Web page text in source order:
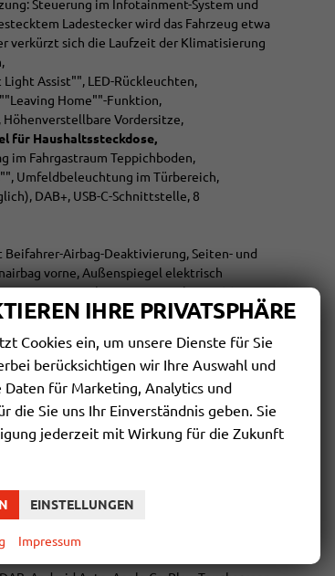
Steuerung im Infotainment-System und
Ladestecker wird das Fahrzeug etwa
verkürzt sich die Laufzeit der Klimatisierung
Assist"", LED-Rückleuchten,
Home""-Funktion,
Vordersitze,
für Haushaltssteckdose,
im Fahrgastraum Teppichboden,
Umfeldbeleuchtung im Türbereich,
DAB+, USB-C-Schnittstelle, 8
Beifahrer-Airbag-Deaktivierung, Seiten- und
vorne, Außenspiegel elektrisch
Automatische Distanzregelung ACC mit
und Ausstiegswarner,
Notbremsassistent ""Front
Standheizung, 3-Zonen-Klimaautomatik
mit Multifunktionen, mit Schaltwippen
Rücksitzbank hinten geteilt, Sitzheizung
IHRE PRIVATSPHÄRE
Cookies ein, um unsere Dienste für Sie
berücksichtigen wir Ihre Auswahl und
für Marketing, Analytics und
die Sie uns Ihr Einverständnis geben. Sie
jederzeit mit Wirkung für die Zukunft
EINSTELLUNGEN
Impressum